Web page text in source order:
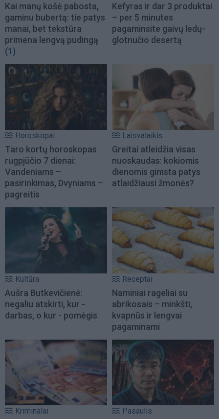
Kai manų košė pabosta,
gaminu bubertą: tie patys
manai, bet tekstūra
primena lengvą pudingą
(1)
Kefyras ir dar 3 produktai
– per 5 minutes
pagaminsite gaivų ledų-
glotnučio desertą
Horoskopai
Taro kortų horoskopas
rugpjūčio 7 dienai:
Vandeniams –
pasirinkimas, Dvyniams –
pagreitis
Laisvalaikis
Greitai atleidžia visas
nuoskaudas: kokiomis
dienomis gimsta patys
atlaidžiausi žmonės?
Kultūra
Aušra Butkevičienė:
negaliu atskirti, kur -
darbas, o kur - pomėgis
Receptai
Naminiai rageliai su
abrikosais – minkšti,
kvapnūs ir lengvai
pagaminami
Kriminalai Pasaulis